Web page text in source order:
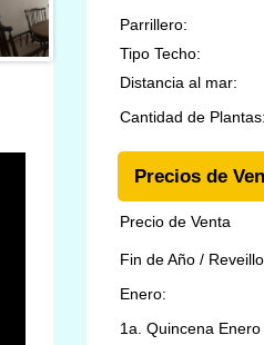
Parrillero:
Tipo Techo:
Distancia al mar:
Cantidad de Plantas:
Precios de
Precio de Venta
Fin de Año /
Enero:
1a. Quincena Enero